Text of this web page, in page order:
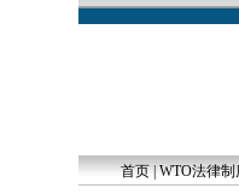
首页|WTO法律制